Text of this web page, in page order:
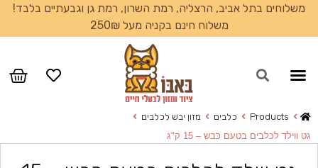
משלוחים בתל אביב, הרצליה, רמת השרון, רמת גן וגבעתיים בלבד!
משלוח חינם בקניה מעל 250₪
Products כלבים
מזון יבש לכלבים
גט ווילד לכלבים בטעם כבש – 15 ק"ג